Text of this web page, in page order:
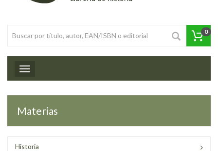
0
Toggle navigation
Materias
Historia